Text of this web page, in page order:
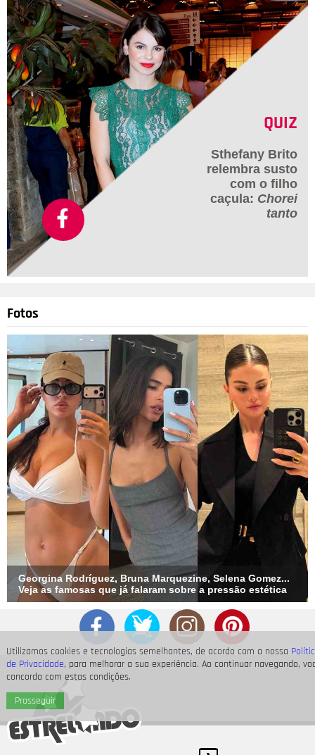
Utilizamos cookies e tecnologias semelhantes, de acordo com a nossa
de Privacidade, para melhorar a sua experiência. Ao continuar navegando,
concorda com estas condições.
Prosseguir
QUIZ
Sthefany Brito
relembra susto
com o filho
caçula: Chorei
tanto
Fotos
Georgina Rodríguez, Bruna Marquezine, Selena Gomez...
Veja as famosas que já falaram sobre a pressão estética